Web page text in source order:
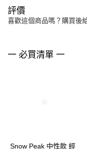
評價
喜歡這個商品嗎？購買後
一 必買清單 一
Snow Peak 中性款 經